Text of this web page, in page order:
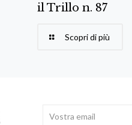
il Trillo n. 87
Scopri di più